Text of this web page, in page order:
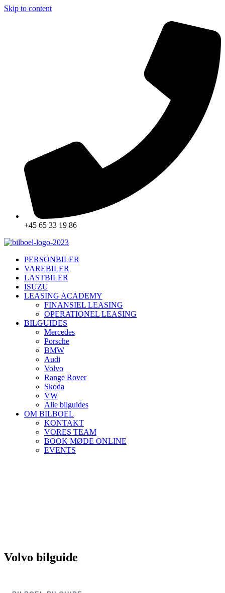
Skip to content
+45 65 33 19 86
PERSONBILER
VAREBILER
LASTBILER
ISUZU
LEASING ACADEMY
FINANSIEL LEASING
OPERATIONEL LEASING
BILGUIDES
Mercedes
Porsche
BMW
Audi
Volvo
Range Rover
Skoda
VW
Alle bilguides
OM BILBOEL
KONTAKT
VORES TEAM
BOOK MØDE ONLINE
EVENTS
Volvo bilguide